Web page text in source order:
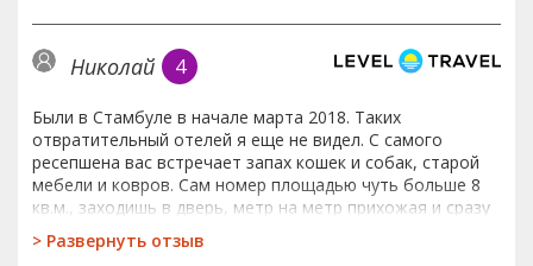
в номере. После азиатских трешек и двушек, этот отель
класса люкс). Расположение удобное, рядом метро и
трамвайная остановка, в пешей доступности площадь
Султанахмет. На ней находятся все
достопримечательности основные. Гранд базар рядом
тоже, там не покупайте не чего, все заоблочно дорого
и дешевый ширпотреб. Покупайте в брендовых
магазинчиках и торговых центрах, цены ниже, качество
выше. А так всё понравилось. Если сомневаетесь,
привередами, к жизни нужно относиться проще. Всем
Николай 4
Были в Стамбуле в начале марта 2018. Таких
отвратительный отелей я еще не видел. С самого
ресепшена вас встречает запах кошек и собак, старой
мебели и ковров. Сам номер площадью чуть больше 8
кв.м., заходишь в дверь, метр на метр прихожая и сразу
кровать. В номере также отвратительный запах. Туалет
с душем меньше 1 кв.м. Там даже нормально вытереться
> Развернуть отзыв